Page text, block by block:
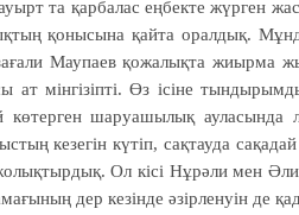
та қарбалас еңбекте жүрген жас
қонысына қайта оралдық.
Маупаев қожалықта жиырма
мінгізіпті. Өз ісіне
шаруашылық ауласында
кезегін күтіп, сақтауда
Ол кісі Нұрәли мен
дер кезінде әзірленуін де